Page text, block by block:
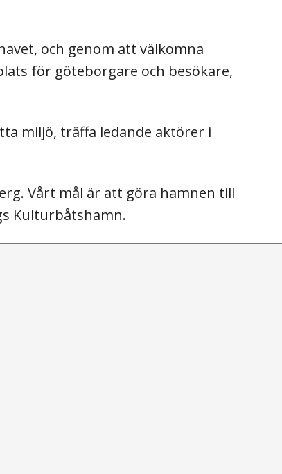
och genom att välkomna
för göteborgare och besökare,
miljö, träffa ledande aktörer i
Vårt mål är att göra hamnen till
Kulturbåtshamn.